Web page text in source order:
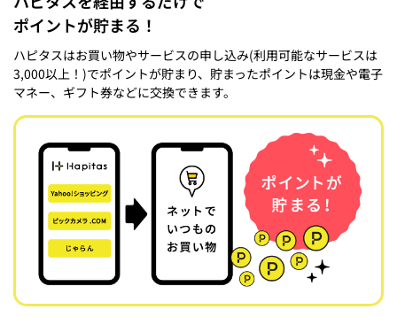
ポイントが貯まる！
ハピタスはお買い物やサービスの申し込み(利用可能なサービスは
3,000以上！)でポイントが貯まり、貯まったポイントは現金や電子
マネー、ギフト券などに交換できます。